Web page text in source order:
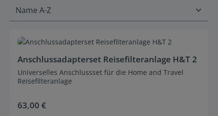
Durchschnittliche Bewertung von 0 von 5 Sternen
Anschlussadapterset Reisefilteranlage H&T 2
Universelles Anschlussset für die Home and Travel
Reisefilteranlage
Regulärer Preis:
63,00 €